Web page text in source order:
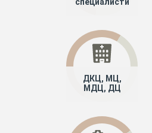
специалисти
ДКЦ, МЦ,
МДЦ, ДЦ